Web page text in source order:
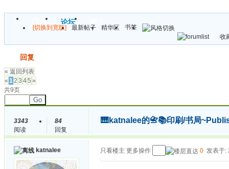
门户 论坛
[切换到宽版] 最新帖子 精华区
书签
收
回复
« 返回列表
« 12 3 45 »
共9页
Go
3343
阅读
84
回复
🎹katnalee的📇📚印刷/书局
katnalee 只看楼主 更多操作 0 发表于: